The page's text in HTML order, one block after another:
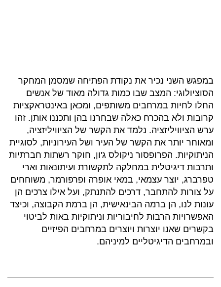
במפגש השני נכיר את נקודת הפתיחה שמסמן המחקר
הסוציולוגי: המצב שבו כמות גדולה מאוד של אנשים
החלו לחיות במרחבים משותפים, ומכאן באינטראקציות
קרובות ולא בהכרח כאלה שבחרנו בהן ותכננו אותן. זהו
ערש הציוויליזציה. נלמד את הקשר של הציוויליזציה,
ומאוחר יותר את הקשר של העיר ושל העירוניות, לסוגיית
הניתוקיות. הפרופסור ניקולס ג'ון, חוקר רשתות חברתיות
ותרבות דיגיטלית במחלקה לתקשורת ועיתונאות וארי
טפרברג, יוצר עצמאי, במאי אופרה ופרפורמר, משוחחים
על צורות להתחבר, דרכים להתנתק, ועל אילו צרכים הן
עונות לנו, הן ברמה הבינאישית, הן ברמת הקבוצה, וכיצד
האפשרויות הרבות לחיבוריות וניתוקיות באות לביטוי
בקשרים שאנו יוצרות ויוצרים במרחבים הפיזיים
ובמרחבים הדיגיטליים למיניהם.